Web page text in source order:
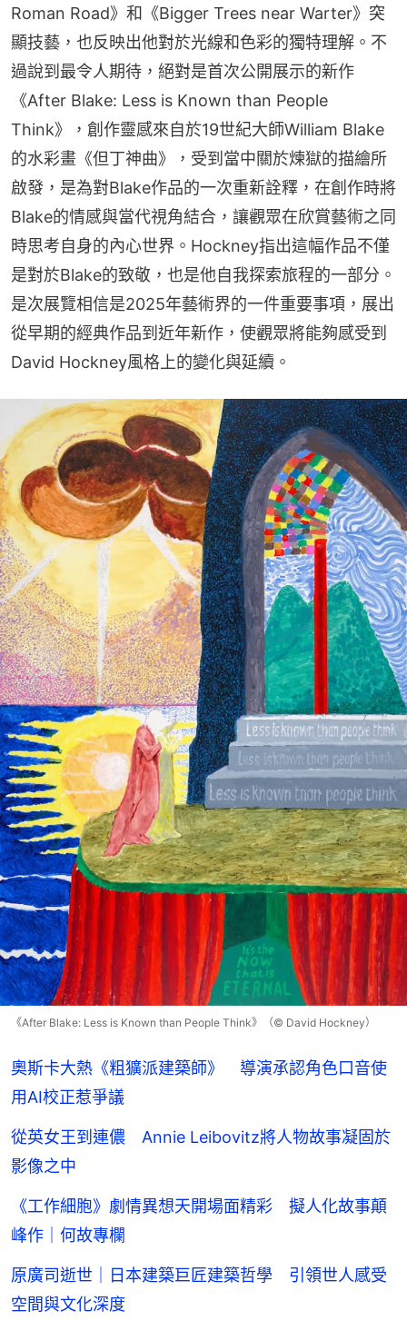
Roman Road》和《Bigger Trees near Warter》突
顯技藝，也反映出他對於光線和色彩的獨特理解。不
過說到最令人期待，絕對是首次公開展示的新作
《After Blake: Less is Known than People
Think》，創作靈感來自於19世紀大師William Blake
的水彩畫《但丁神曲》，受到當中關於煉獄的描繪所
啟發，是為對Blake作品的一次重新詮釋，在創作時將
Blake的情感與當代視角結合，讓觀眾在欣賞藝術之同
時思考自身的內心世界。Hockney指出這幅作品不僅
是對於Blake的致敬，也是他自我探索旅程的一部分。
是次展覽相信是2025年藝術界的一件重要事項，展出
從早期的經典作品到近年新作，使觀眾將能夠感受到
David Hockney風格上的變化與延續。
《After Blake: Less is Known than People Think》（© David Hockney）
奧斯卡大熱《粗獷派建築師》 導演承認角色口音使
用AI校正惹爭議
從英女王到連儂 Annie Leibovitz將人物故事凝固於
影像之中
《工作細胞》劇情異想天開場面精彩 擬人化故事顛
峰作｜何故專欄
原廣司逝世｜日本建築巨匠建築哲學 引領世人感受
空間與文化深度